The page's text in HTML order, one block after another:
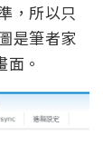
，所以只
是筆者家
。